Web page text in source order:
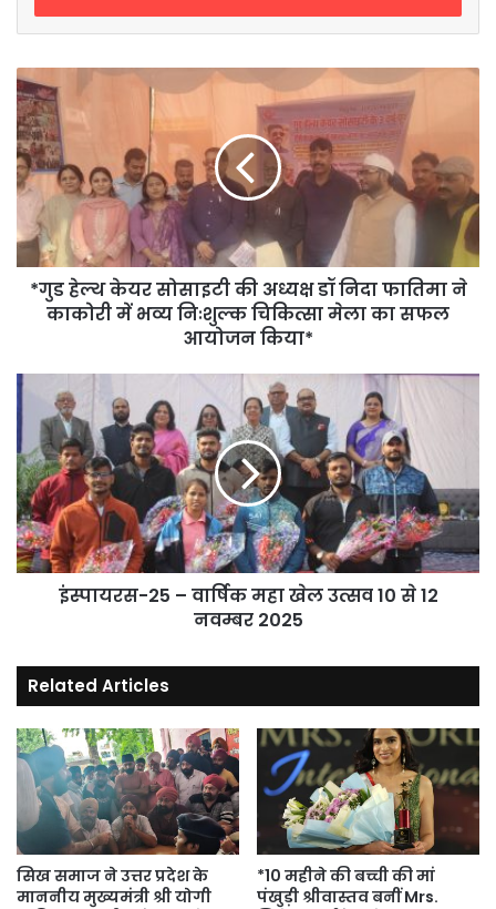
*गुड
हेल्थ
केयर
सोसाइटी
की
अध्यक्ष
निदा
फातिमा
काकोरी
चिकित्सा
मेला
का
सफल
आयोजन
किया*
*गुड हेल्थ केयर सोसाइटी की अध्यक्ष डॉ निदा फातिमा ने
काकोरी में भव्य निःशुल्क चिकित्सा मेला का सफल
आयोजन किया*
इंस्पायरस-25
–
वार्षिक
महा
खेल
उत्सव
10
से
12
नवम्बरइंस्पायरस-25 – वार्षिक महा खेल उत्सव 10 से 12
नवम्बर 2025
Related Articles
सिख समाज ने उत्तर प्रदेश के
माननीय मुख्यमंत्री श्री योगी
*10 महीने की बच्ची की मां
पंखुड़ी श्रीवास्तव बनीं Mrs.